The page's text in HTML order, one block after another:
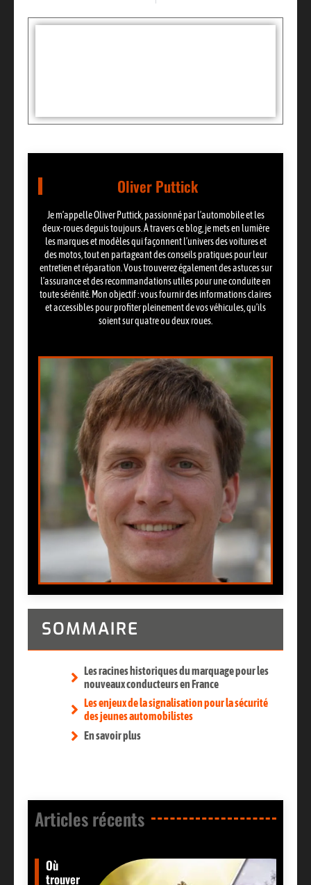
Oliver Puttick
Je m’appelle Oliver Puttick, passionné par l’automobile et les
deux-roues depuis toujours. À travers ce blog, je mets en lumière
les marques et modèles qui façonnent l’univers des voitures et
des motos, tout en partageant des conseils pratiques pour leur
entretien et réparation. Vous trouverez également des astuces sur
l’assurance et des recommandations utiles pour une conduite en
toute sérénité. Mon objectif : vous fournir des informations claires
et accessibles pour profiter pleinement de vos véhicules, qu’ils
soient sur quatre ou deux roues.
SOMMAIRE
Les racines historiques du marquage pour les
nouveaux conducteurs en France
Les enjeux de la signalisation pour la sécurité
des jeunes automobilistes
En savoir plus
Articles récents​
Où
trouver